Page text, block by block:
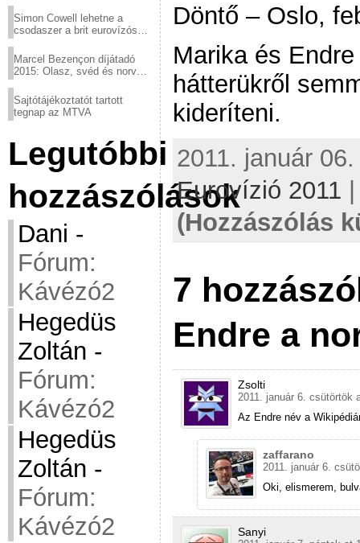
Simon Cowell lehetne a
csodaszer a brit eurovízós
Marcel Bezençon díjátadó
2015: Olasz, svéd és norvég
Sajtótájékoztatót tartott
tegnap az MTVA
Legutóbbi
hozzászólások
Dani -
Fórum:
Kávézó2
Hegedüs
Zoltán -
Fórum:
Kávézó2
Hegedüs
Zoltán -
Fórum:
Kávézó2
Döntő – Oslo,
Marika és
hátterükről
kideríteni.
2011. január
Eurovízió 2011
(Hozzászólás
7
Endre a
Zsolti
2011. január 6. csütörtök
Az Endre név a
zaffarano
2011. január 6.
Oki, elismerem,
Sanyi